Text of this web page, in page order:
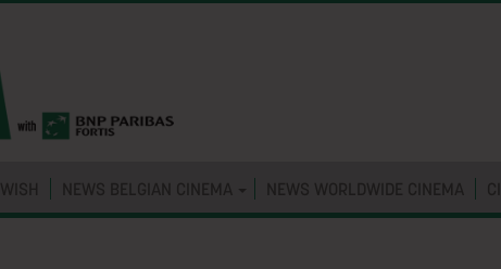
NEWS BELGIAN CINEMA NEWS WORLDWIDE CINEMA